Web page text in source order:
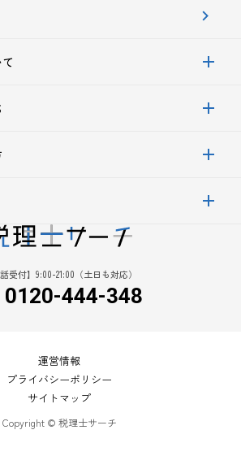
話受付】9:00-21:00（土日も対応）
0120-444-348
運営情報
プライバシーポリシー
サイトマップ
Copyright © 税理士サーチ